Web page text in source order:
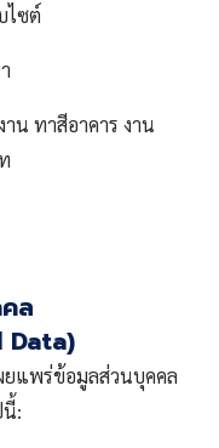
ไซต์
น ทาสีอาคาร งาน
ล
Data)
ยแพร่ข้อมูลส่วนบุคคล
: